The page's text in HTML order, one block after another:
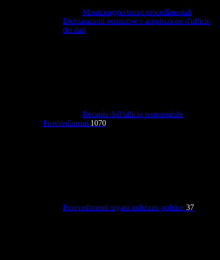
Monitoraggio tempi procedimentali
Dichiarazioni sostitutive e acquisizione d'ufficio
dei dati
Recapiti dell'ufficio responsabile
Provvedimenti 1070
Provvedimenti organi indirizzo-politico 37